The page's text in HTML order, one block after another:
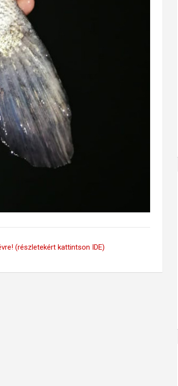
(részletekért kattintson IDE)